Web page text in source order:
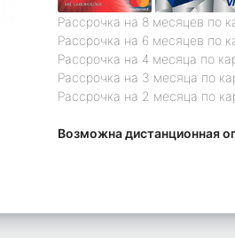
Рассрочка на 8 месяцев по
Рассрочка на 6 месяцев по
Рассрочка на 4 месяца по
Рассрочка на 3 месяца по
Рассрочка на 2 месяца по
Возможна дистанционная